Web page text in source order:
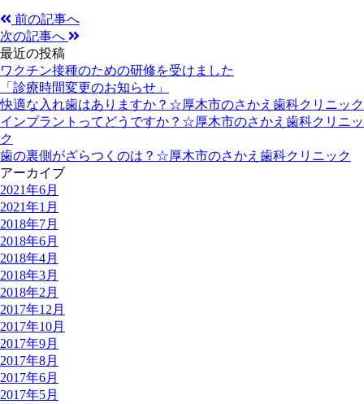
前の記事へ
次の記事へ
最近の投稿
ワクチン接種のための研修を受けました
「診療時間変更のお知らせ」
快適な入れ歯はありますか？☆厚木市のさかえ歯科クリニック
インプラントってどうですか？☆厚木市のさかえ歯科クリニッ
ク
歯の裏側がざらつくのは？☆厚木市のさかえ歯科クリニック
アーカイブ
2021年6月
2021年1月
2018年7月
2018年6月
2018年4月
2018年3月
2018年2月
2017年12月
2017年10月
2017年9月
2017年8月
2017年6月
2017年5月